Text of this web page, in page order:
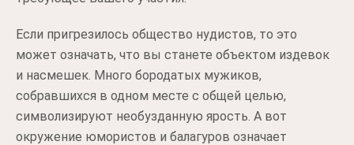
Если пригрезилось общество нудистов, то это
может означать, что вы станете объектом издевок
и насмешек. Много бородатых мужиков,
собравшихся в одном месте с общей целью,
символизируют необузданную ярость. А вот
окружение юмористов и балагуров означает